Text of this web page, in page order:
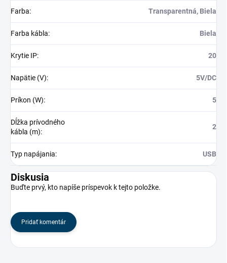
Farba: Transparentná, Biela
Farba kábla: Biela
Krytie IP: 20
Napätie (V): 5V/DC
Príkon (W): 5
Dĺžka prívodného
kábla (m):
2
Typ napájania: USB
Diskusia
Buďte prvý, kto napíše príspevok k tejto položke.
Pridať komentár